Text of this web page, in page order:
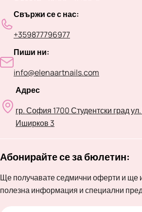
Свържи се с нас:
+359877796977
Пиши ни:
info@elenaartnails.com
Адрес
гр. София 1700 Студентски град
Иширков 3
Абонирайте се за бюлетин:
Ще получавате седмични оферти и ще
полезна информация и специални